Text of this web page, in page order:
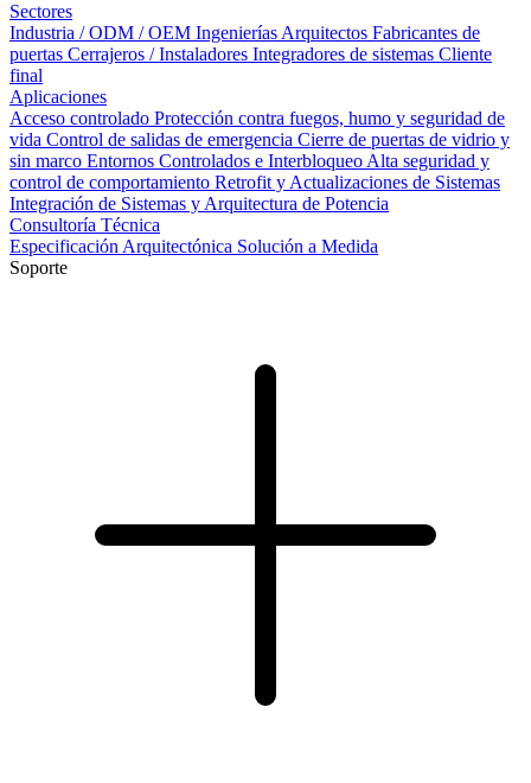
Sectores
Industria / ODM / OEM Ingenierías Arquitectos Fabricantes de
puertas Cerrajeros / Instaladores Integradores de sistemas Cliente
final
Aplicaciones
Acceso controlado Protección contra fuegos, humo y seguridad de
vida Control de salidas de emergencia Cierre de puertas de vidrio y
sin marco Entornos Controlados e Interbloqueo Alta seguridad y
control de comportamiento Retrofit y Actualizaciones de Sistemas
Integración de Sistemas y Arquitectura de Potencia
Consultoría Técnica
Especificación Arquitectónica Solución a Medida
Soporte